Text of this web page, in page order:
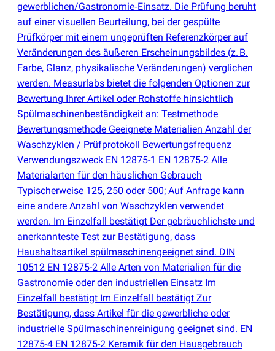
gewerblichen/Gastronomie‑Einsatz. Die Prüfung beruht
auf einer visuellen Beurteilung, bei der gespülte
Prüfkörper mit einem ungeprüften Referenzkörper auf
Veränderungen des äußeren Erscheinungsbildes (z. B.
Farbe, Glanz, physikalische Veränderungen) verglichen
werden. Measurlabs bietet die folgenden Optionen zur
Bewertung Ihrer Artikel oder Rohstoffe hinsichtlich
Spülmaschinenbeständigkeit an: Testmethode
Bewertungsmethode Geeignete Materialien Anzahl der
Waschzyklen / Prüfprotokoll Bewertungsfrequenz
Verwendungszweck EN 12875-1 EN 12875-2 Alle
Materialarten für den häuslichen Gebrauch
Typischerweise 125, 250 oder 500; Auf Anfrage kann
eine andere Anzahl von Waschzyklen verwendet
werden. Im Einzelfall bestätigt Der gebräuchlichste und
anerkannteste Test zur Bestätigung, dass
Haushaltsartikel spülmaschinengeeignet sind. DIN
10512 EN 12875-2 Alle Arten von Materialien für die
Gastronomie oder den industriellen Einsatz Im
Einzelfall bestätigt Im Einzelfall bestätigt Zur
Bestätigung, dass Artikel für die gewerbliche oder
industrielle Spülmaschinenreinigung geeignet sind. EN
12875-4 EN 12875-2 Keramik für den Hausgebrauch